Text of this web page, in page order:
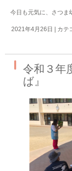
今日も元気に、さつま
2021年4月26日 カテ
令和３年
ば』